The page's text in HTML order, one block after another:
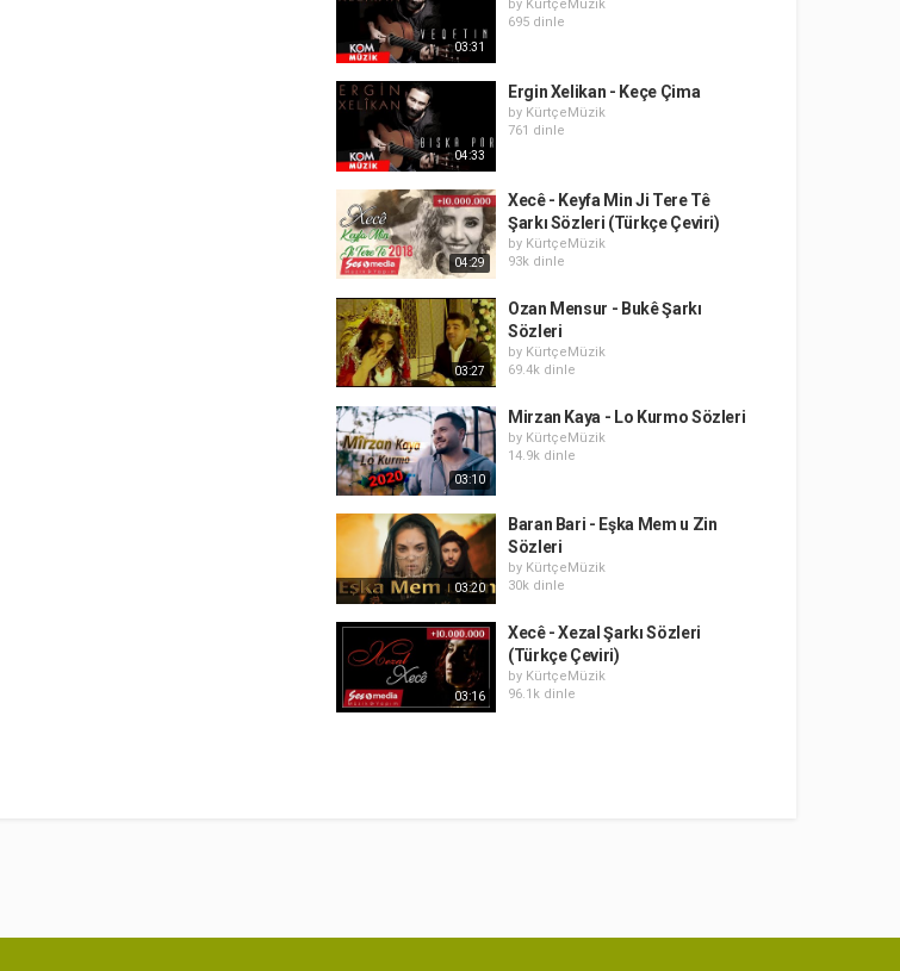
03:31
by KürtçeMüzik
695 dinle
04:33
Ergin Xelikan - Keçe Çima
by KürtçeMüzik
761 dinle
04:29
Xecê - Keyfa Min Ji Tere Tê
Şarkı Sözleri (Türkçe Çeviri)
by KürtçeMüzik
93k dinle
03:27
Ozan Mensur - Bukê Şarkı
Sözleri
by KürtçeMüzik
69.4k dinle
03:10
Mirzan Kaya - Lo Kurmo Sözleri
by KürtçeMüzik
14.9k dinle
03:20
Baran Bari - Eşka Mem u Zin
Sözleri
by KürtçeMüzik
30k dinle
03:16
Xecê - Xezal Şarkı Sözleri
(Türkçe Çeviri)
by KürtçeMüzik
96.1k dinle